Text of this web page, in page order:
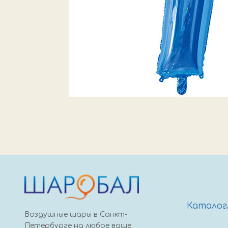
Воздушные шары в Санкт-
Петербурге на любое ваше
Каталог